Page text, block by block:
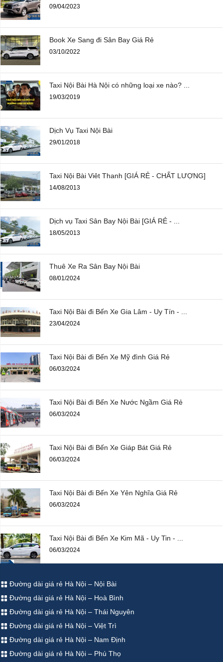
09/04/2023
Book Xe Sang đi Sân Bay Giá Rẻ
03/10/2022
Taxi Nội Bài Hà Nội có những loại xe nào? ...
19/03/2019
Dịch Vụ Taxi Nội Bài
29/01/2018
Taxi Nội Bài Viêt Thanh [GIÁ RẺ - CHẤT LƯỢNG]
14/08/2013
Dịch vụ Taxi Sân Bay Nội Bài [GIÁ RẺ - ...
18/05/2013
Thuê Xe Ra Sân Bay Nội Bài
08/01/2024
Taxi Nội Bài đi Bến Xe Gia Lâm - Uy Tín - ...
23/04/2024
Taxi Nội Bài đi Bến Xe Mỹ đình Giá Rẻ
06/03/2024
Taxi Nội Bài đi Bến Xe Nước Ngầm Giá Rẻ
06/03/2024
Taxi Nội Bài đi Bến Xe Giáp Bát Giá Rẻ
06/03/2024
Taxi Nội Bài đi Bến Xe Yên Nghĩa Giá Rẻ
06/03/2024
Taxi Nội Bài đi Bến Xe Kim Mã - Uy Tin - ...
06/03/2024
Đường dài giá rẻ Hà Nội – Nội Bài
Đường dài giá rẻ Hà Nội – Hoà Bình
Đường dài giá rẻ Hà Nội – Thái Nguyên
Đường dài giá rẻ Hà Nội – Việt Trì
Đường dài giá rẻ Hà Nội – Nam Định
Đường dài giá rẻ Hà Nội – Phú Thọ